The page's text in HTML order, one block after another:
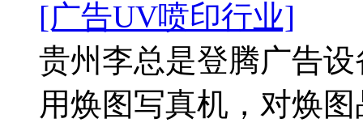
[广告UV喷印行业]
贵州李总是登腾广告
用焕图写真机，对焕